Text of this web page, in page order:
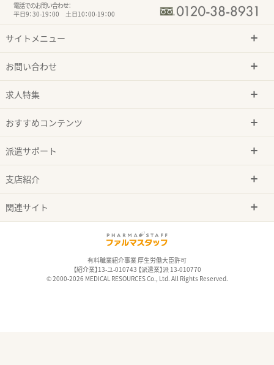
電話でのお問い合わせ：
平日9：30-19：00 土日10：00-19：00
サイトメニュー
お問い合わせ
求人特集
おすすめコンテンツ
派遣サポート
支店紹介
関連サイト
有料職業紹介事業 厚生労働大臣許可
【紹介業】13-ユ-010743 【派遣業】派 13-010770
© 2000-2026 MEDICAL RESOURCES Co., Ltd. All Rights Reserved.